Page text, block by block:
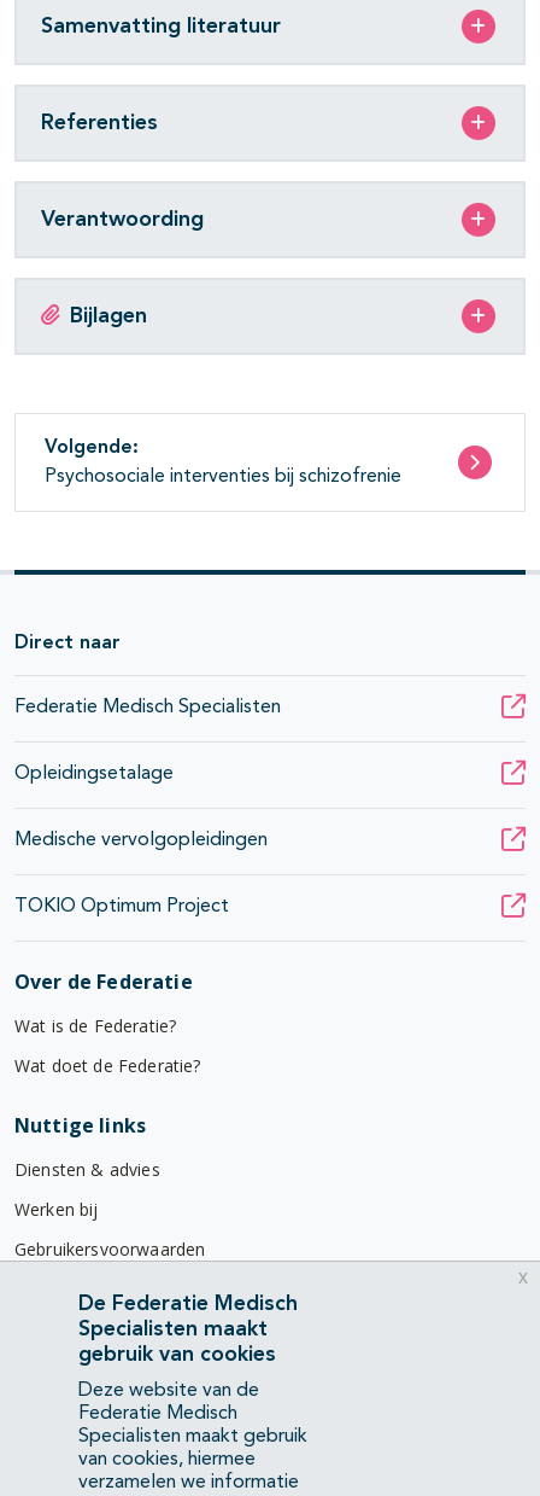
Samenvatting literatuur
Referenties
Verantwoording
Bijlagen
Volgende:
Psychosociale interventies bij schizofrenie
Direct naar
Federatie Medisch Specialisten
Opleidingsetalage
Medische vervolgopleidingen
TOKIO Optimum Project
Over de Federatie
Wat is de Federatie?
Wat doet de Federatie?
Nuttige links
Diensten & advies
Werken bij
Gebruikersvoorwaarden
Privacyverklaring
Contact
Mercatorlaan 1200
3528 BL Utrecht
(088) 505 34 34
De Federatie Medisch
Specialisten maakt
gebruik van cookies
Deze website van de
Federatie Medisch
Specialisten maakt gebruik
van cookies, hiermee
verzamelen we informatie
x